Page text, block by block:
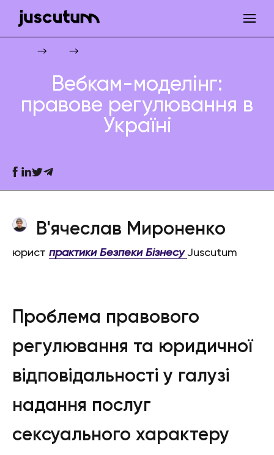
Вебкам-моделінг:
правове регулювання в
Україні
В'ячеслав Мироненко
юрист практики Безпеки БізнесуJuscutum
Проблема правового
регулювання та юридичної
відповідальності у галузі
надання послуг
сексуального характеру